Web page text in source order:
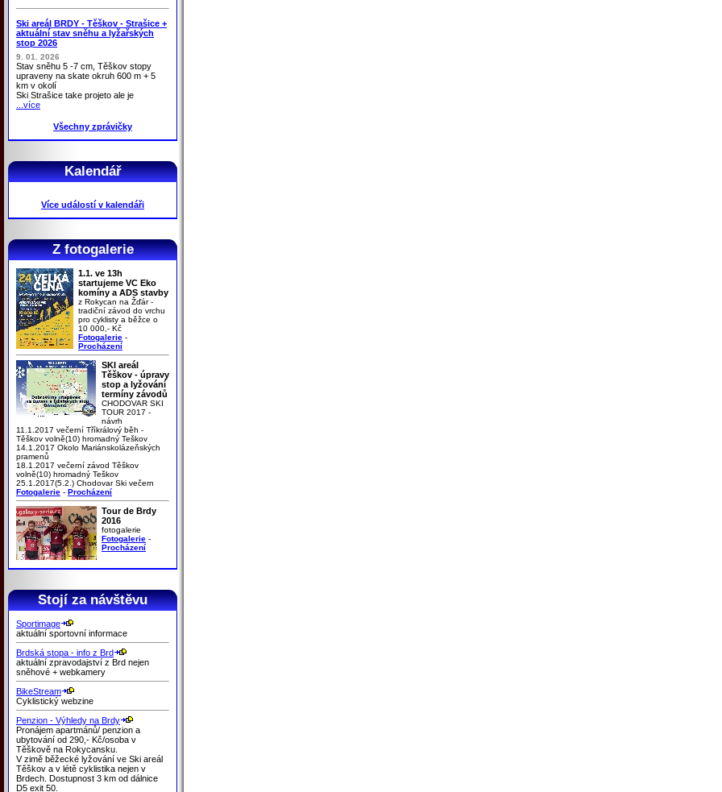
Ski areál BRDY - Těškov - Strašice +
aktuální stav sněhu a lyžařských
stop 2026
9. 01. 2026
Stav sněhu 5 -7 cm, Těškov stopy
upraveny na skate okruh 600 m + 5
km v okolí
Ski Strašice take projeto ale je
...více
Všechny zprávičky
Kalendář
Více událostí v kalendáři
Z fotogalerie
1.1. ve 13h
startujeme VC Eko
komíny a ADS stavby
z Rokycan na Žďár -
tradiční závod do vrchu
pro cyklisty a běžce o
10 000,- Kč
Fotogalerie -
Procházení
SKI areál
Těškov - úpravy
stop a lyžování
termíny závodů
CHODOVAR SKI
TOUR 2017 -
návrh
11.1.2017 večerní Tříkrálový běh -
Těškov volně(10) hromadný Teškov
14.1.2017 Okolo Mariánskolázeňských
pramenů
18.1.2017 večerní závod Těškov
volně(10) hromadný Teškov
25.1.2017(5.2.) Chodovar Ski večern
Fotogalerie - Procházení
Tour de Brdy
2016
fotogalerie
Fotogalerie -
Procházení
Stojí za návštěvu
Sportimage
aktuální sportovní informace
Brdská stopa - info z Brd
aktuální zpravodajství z Brd nejen
sněhové + webkamery
BikeStream
Cyklistický webzine
Penzion - Výhledy na Brdy
Pronájem apartmánů/ penzion a
ubytování od 290,- Kč/osoba v
Těškově na Rokycansku.
V zimě běžecké lyžování ve Ski areál
Těškov a v létě cyklistika nejen v
Brdech. Dostupnost 3 km od dálnice
D5 exit 50.